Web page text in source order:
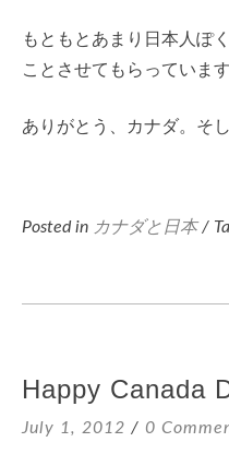
もともとあまり日本人ぽ
ことさせてもらっています
ありがとう、カナダ。そ
Posted in カナダと日本 /
Happy Canada
July 1, 2012 0